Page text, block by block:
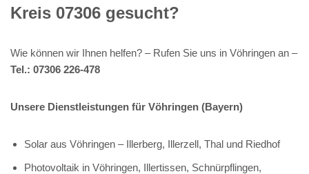
Kreis 07306 gesucht?
Wie können wir Ihnen helfen? – Rufen Sie uns in Vöhringen an –
Tel.: 07306 226-478
Unsere Dienstleistungen für Vöhringen (Bayern)
Solar aus Vöhringen – Illerberg, Illerzell, Thal und Riedhof
Photovoltaik in Vöhringen, Illertissen, Schnürpflingen,